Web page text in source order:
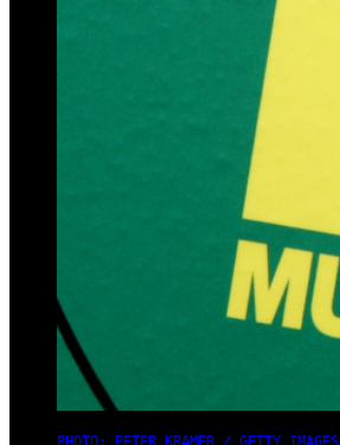
PHOTO: PETER KRAMER / GETTY IMAGES